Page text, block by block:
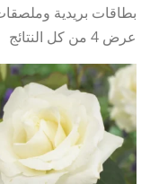
بطاقات بریدیة
عرض ⁦4⁩ من كل النتائج